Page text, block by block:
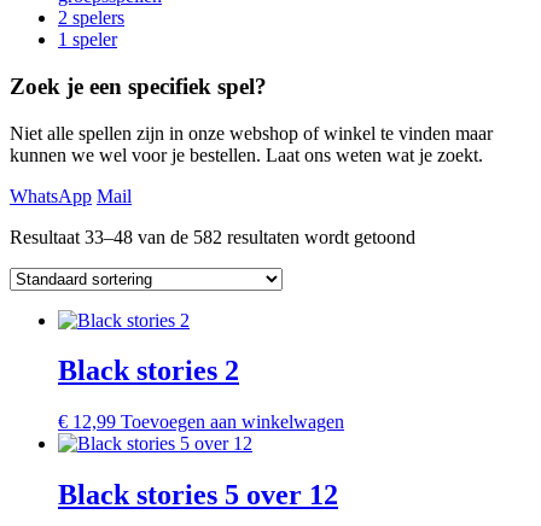
2 spelers
1 speler
Zoek je een specifiek spel?
Niet alle spellen zijn in onze webshop of winkel te vinden maar
kunnen we wel voor je bestellen. Laat ons weten wat je zoekt.
WhatsApp Mail
Resultaat 33–48 van de 582 resultaten wordt getoond
Black stories 2
€ 12,99 Toevoegen aan winkelwagen
Black stories 5 over 12